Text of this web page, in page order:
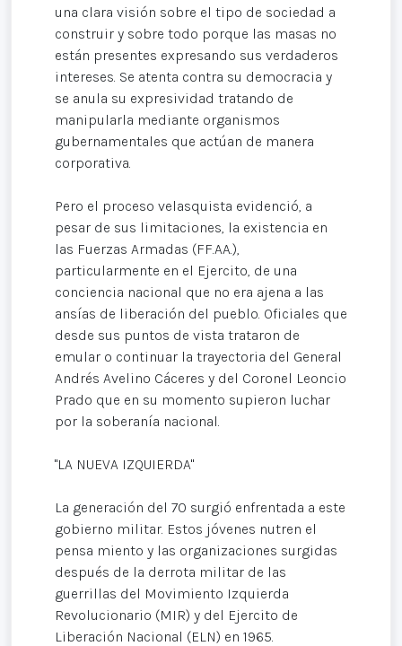
una clara visión sobre el tipo de sociedad a
construir y sobre todo porque las masas no
están presentes expresando sus verdaderos
intereses. Se atenta contra su democracia y
se anula su expresividad tratando de
manipularla mediante organismos
gubernamentales que actúan de manera
corporativa.
Pero el proceso velasquista evidenció, a
pesar de sus limitaciones, la existencia en
las Fuerzas Armadas (FF.AA.),
particularmente en el Ejercito, de una
conciencia nacional que no era ajena a las
ansías de liberación del pueblo. Oficiales que
desde sus puntos de vista trataron de
emular o continuar la trayectoria del General
Andrés Avelino Cáceres y del Coronel Leoncio
Prado que en su momento supieron luchar
por la soberanía nacional.
"LA NUEVA IZQUIERDA"
La generación del 70 surgió enfrentada a este
gobierno militar. Estos jóvenes nutren el
pensa miento y las organizaciones surgidas
después de la derrota militar de las
guerrillas del Movimiento Izquierda
Revolucionario (MIR) y del Ejercito de
Liberación Nacional (ELN) en 1965.